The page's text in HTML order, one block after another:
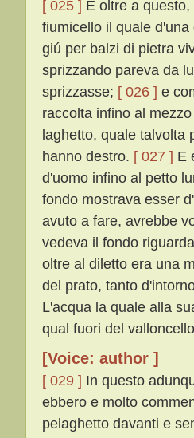
[ 025 ] E oltre a
fiumicello il quale
giú per balzi di pietra
sprizzando pareva da
sprizzasse; [ 026 ] e
raccolta infino al
laghetto, quale talvolta
hanno destro. [ 027 ] E
d'uomo infino al petto
fondo mostrava esser
avuto a fare, avrebbe
vedeva il fondo
oltre al diletto era una
del prato, tanto
L'acqua la quale alla
qual fuori del
[Voice: author ]
[ 029 ] In questo
ebbero e molto
pelaghetto davanti e